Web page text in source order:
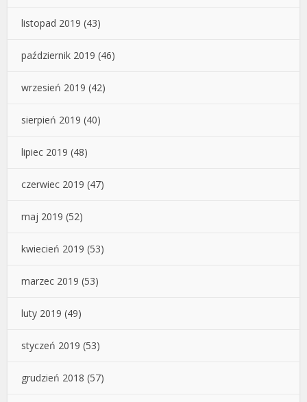
listopad 2019 (43)
październik 2019 (46)
wrzesień 2019 (42)
sierpień 2019 (40)
lipiec 2019 (48)
czerwiec 2019 (47)
maj 2019 (52)
kwiecień 2019 (53)
marzec 2019 (53)
luty 2019 (49)
styczeń 2019 (53)
grudzień 2018 (57)